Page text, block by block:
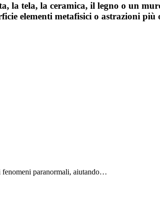
la tela, la ceramica, il legno o un
elementi metafisici o astrazioni più
fenomeni paranormali, aiutando…